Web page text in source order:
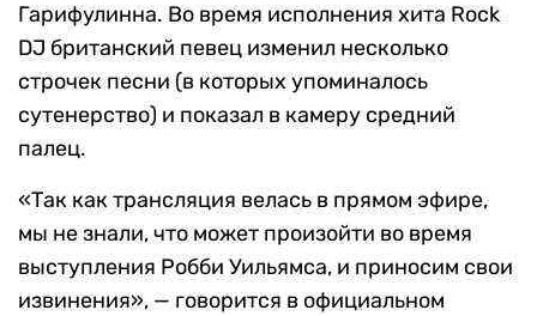
Гарифулинна. Во время исполнения хита Rock
DJ британский певец изменил несколько
строчек песни (в которых упоминалось
сутенерство) и показал в камеру средний
палец.
«Так как трансляция велась в прямом эфире,
мы не знали, что может произойти во время
выступления Робби Уильямса, и приносим свои
извинения», — говорится в официальном